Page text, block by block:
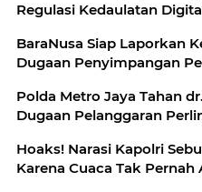
Regulasi Kedaulatan
BaraNusa Siap Laporkan
Dugaan Penyimpangan
Polda Metro Jaya Tahan
Dugaan Pelanggaran
Hoaks! Narasi Kapolri
Karena Cuaca Tak Pernah